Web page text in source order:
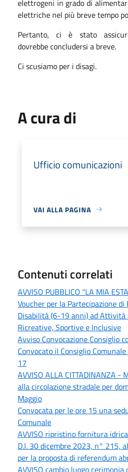
elettrogeni in grado di
elettriche nel più breve tempo
Pertanto, ci è stato
dovrebbe concludersi a breve.
Ci scusiamo per i disagi.
A cura di
Ufficio comunicazioni
VAI ALLA PAGINA
Contenuti correlati
AVVISO PUBBLICO "LA MIA
Voucher per la Partecipazione di
Disabilità (6-19 anni) ad Attività
Ricreative, Sportive e Inclusive
Avviso Convocazione Consiglio
Convocato il Consiglio
17
AVVISO ALLA CITTADINANZA -
alla circolazione stradale per
Maggio
Convocata per le ore 15 una
Comunale
AVVISO ripristino fornitura
D.l. 30 dicembre 2023, n° 215,
per la proposta di referendum
AVVISO cambio luogo cerimonia